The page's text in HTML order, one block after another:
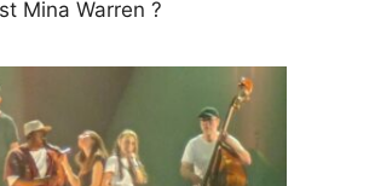
Mina Warren ?